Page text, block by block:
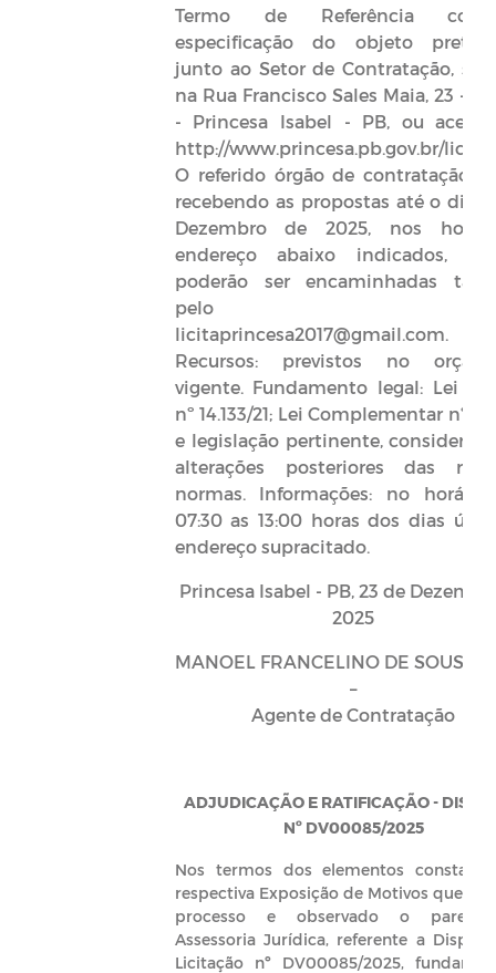
Termo de Referência
especificação do objeto
junto ao Setor de Contratação,
na Rua Francisco Sales Maia, 23 -
- Princesa Isabel - PB, ou
http://www.princesa.pb.gov.br/
O referido órgão de contratação
recebendo as propostas até o dia
Dezembro de 2025, nos
endereço abaixo indicados, e
poderão ser encaminhadas
pelo e-
licitaprincesa2017@gmail.com.
Recursos: previstos no
vigente. Fundamento legal: Lei
nº 14.133/21; Lei Complementar nº
e legislação pertinente,
alterações posteriores das
normas. Informações: no horário
07:30 as 13:00 horas dos dias
endereço supracitado.
Princesa Isabel - PB, 23 de
2025
MANOEL FRANCELINO DE SOUSA
–
Agente de Contratação
ADJUDICAÇÃO E RATIFICAÇÃO -
Nº DV00085/2025
Nos termos dos elementos
respectiva Exposição de Motivos que
processo e observado o
Assessoria Jurídica, referente a
Licitação nº DV00085/2025,